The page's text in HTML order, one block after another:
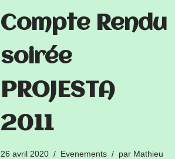
Compte Rendu
soirée
PROJESTA
2011
26 avril 2020 Evenements par Mathieu